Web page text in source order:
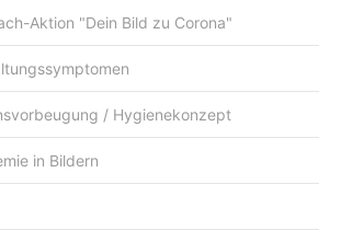
Aktion "Dein Bild zu Corona"
/ Hygienekonzept
in Bildern